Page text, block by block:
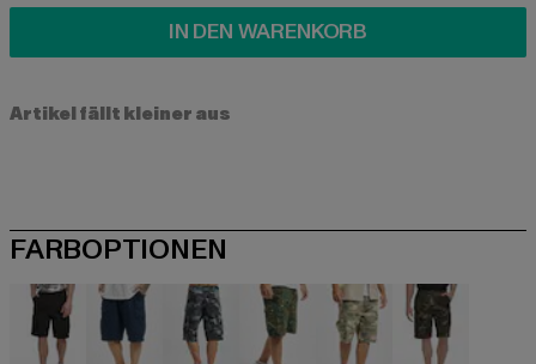
IN DEN WARENKORB
Artikel fällt kleiner aus
FARBOPTIONEN